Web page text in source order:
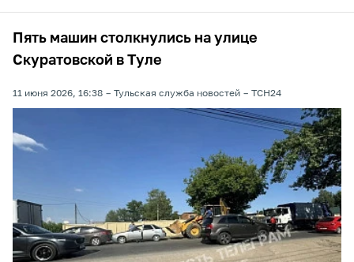
Пять машин столкнулись на улице
Скуратовской в Туле
11 июня 2026, 16:38 Тульская служба новостей ТСН24